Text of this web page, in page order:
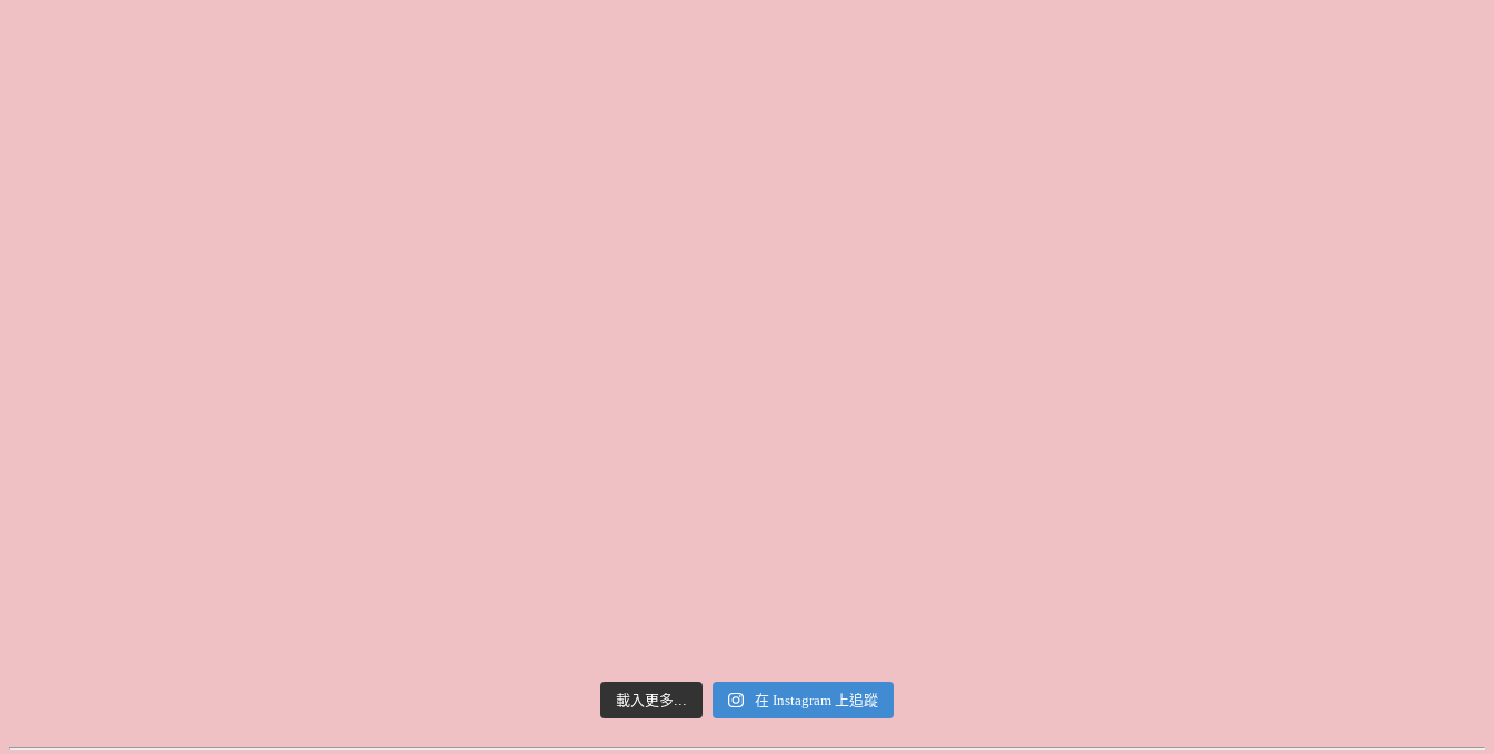
載入更多... 在 Instagram 上追蹤